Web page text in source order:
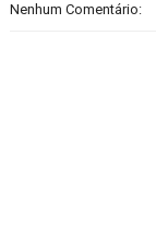
Nenhum Comentário: